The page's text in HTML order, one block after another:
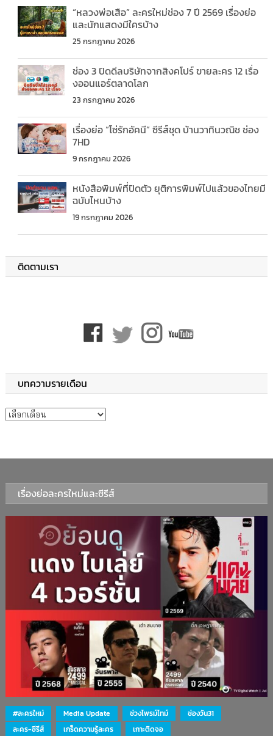
“หลวงพ่อเสือ” ละครใหม่ช่อง 7 ปี 2569 เรื่องย่อ
และนักแสดงมีใครบ้าง
25 กรกฎาคม 2026
ช่อง 3 ปิดดีลบริษัทจากสิงคโปร์ ขายละคร 12 เรื่อ
งออนแอร์ตลาดโลก
23 กรกฎาคม 2026
เรื่องย่อ “โซ่รักอัคนี” ซีรีส์ชุด บ้านวาทินวณิช ช่อง
7HD
9 กรกฎาคม 2026
หนังสือพิมพ์ที่ปิดตัว ยุติการพิมพ์ไปแล้วของไทยมี
ฉบับไหนบ้าง
19 กรกฎาคม 2026
ติดตามเรา
บทความรายเดือน
บทความรายเดือน
เรื่องย่อละครใหม่และซีรีส์
#ละครใหม่ Media Update ช่วงไพรม์ไทม์
ช่องวัน31
ละคร-ซีรีส์
เกร็ดความรู้ละคร เกาะติดจอ